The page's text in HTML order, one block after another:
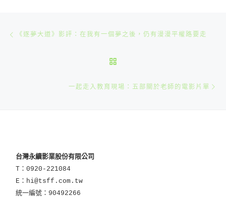
《逐夢大道》影評：在我有一個夢之後，仍有漫漫平權路要走
一起走入教育現場：五部關於老師的電影片單
台灣永續影業股份有限公司
T：0920-221084
E：hi@tsff.com.tw
統一編號：90492266